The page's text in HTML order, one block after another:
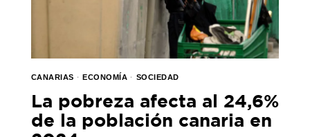
CANARIAS · ECONOMÍA · SOCIEDAD
La pobreza afecta al 24,6%
de la población canaria en